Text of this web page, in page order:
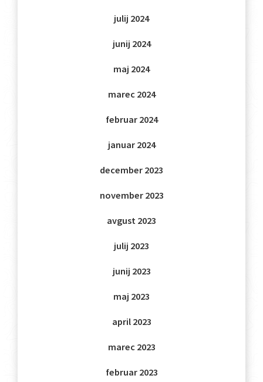
julij 2024
junij 2024
maj 2024
marec 2024
februar 2024
januar 2024
december 2023
november 2023
avgust 2023
julij 2023
junij 2023
maj 2023
april 2023
marec 2023
februar 2023